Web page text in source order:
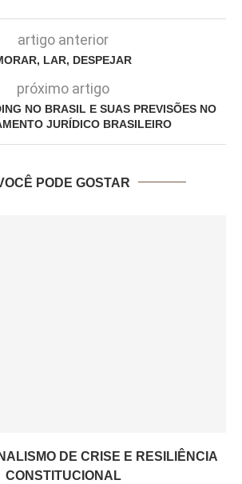
artigo anterior
LAR, DESPEJAR
próximo artigo
NO BRASIL E SUAS PREVISÕES NO
JURÍDICO BRASILEIRO
PODE GOSTAR
DE CRISE E RESILIÊNCIA
CONSTITUCIONAL